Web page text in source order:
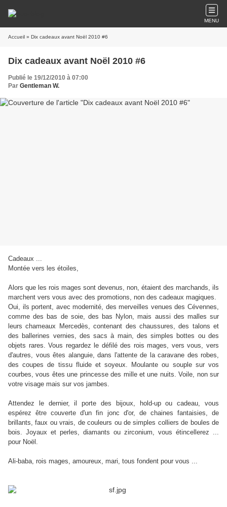
MENU
Accueil » Dix cadeaux avant Noël 2010 #6
Dix cadeaux avant Noël 2010 #6
Publié le 19/12/2010 à 07:00
Par Gentleman W.
Cadeaux ...
Montée vers les étoiles,
Alors que les rois mages sont devenus, non, étaient des marchands, ils
marchent vers vous avec des promotions, non des cadeaux magiques.
Oui, ils portent, avec modernité, des merveilles venues des Cévennes,
comme des bas de soie, des bas Nylon, mais aussi des malles sur
leurs chameaux Mercedès, contenant des chaussures, des talons et
des ballerines vernies, des sacs à main, des simples bottes ou des
objets rares. Vous regardez le défilé des rois mages, vers vous, vers
d'autres, vous êtes alanguie, dans l'attente de la caravane des robes,
des coupes de tissu fluide et soyeux. Moulante ou souple sur vos
courbes, vous êtes une princesse des mille et une nuits. Voile, non sur
votre visage mais sur vos jambes.
Attendez le dernier, il porte des bijoux, hold-up ou cadeau, vous
espérez être couverte d'un fin jonc d'or, de chaines fantaisies, de
brillants, faux ou vrais, de couleurs ou de simples colliers de boules de
bois. Joyaux et perles, diamants ou zirconium, vous étincellerez ...
pour Noël.
Ali-baba, rois mages, amoureux, mari, tous fondent pour vous ...